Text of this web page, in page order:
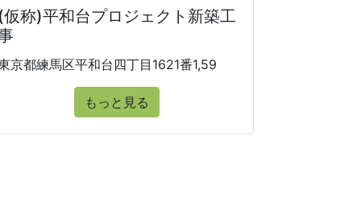
称)平和台プロジェクト新築工
京都練馬区平和台四丁目1621番1,59
もっと見る